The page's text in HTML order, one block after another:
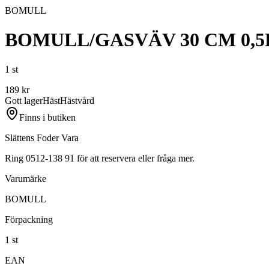
BOMULL
BOMULL/GASVÄV 30 CM
1 st
189 kr
Gott lagerHästHästvård
Finns i butiken
Slättens Foder Vara
Ring 0512-138 91 för att reservera eller fråga mer.
Varumärke
BOMULL
Förpackning
1 st
EAN